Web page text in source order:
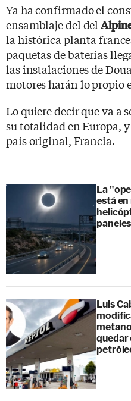
Ya ha confirmado el
ensamblaje del del
la histórica planta
paquetas de baterías
las instalaciones de
motores harán lo propio
Lo quiere decir que va a
su totalidad en Europa,
país original, Francia.
La
está
Luis
metano
quedar